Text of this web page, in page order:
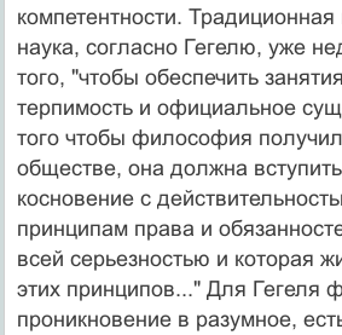
компетентности.
наука, согласно Гегелю, уже
того, "чтобы обеспечить
терпимость и официальное
того чтобы философия
обществе, она должна
косновение с
принци­пам права и
всей серьезно­стью и которая
этих принципов..." Для Гегеля
проникновение в разум­ное,